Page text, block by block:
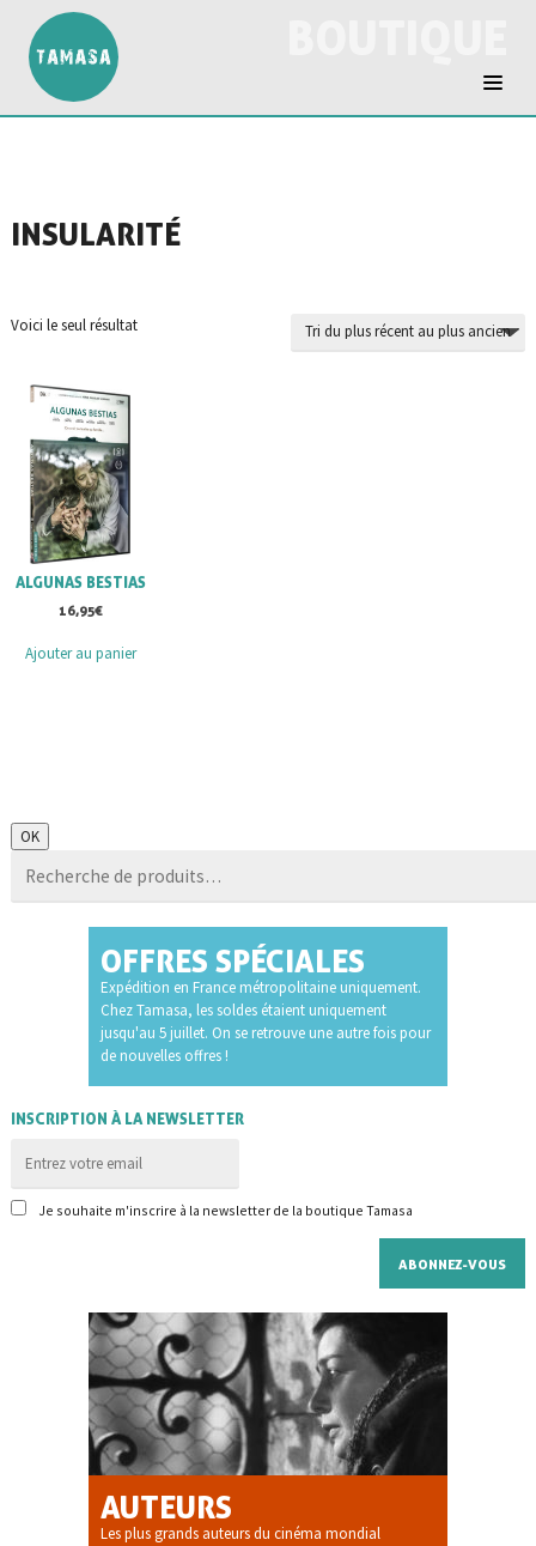
INSULARITÉ
Voici le seul résultat
ALGUNAS BESTIAS
16,95€
Ajouter au panier
Recherche
pour :
OK
OFFRES SPÉCIALES
Expédition en France métropolitaine uniquement.
Chez Tamasa, les soldes étaient uniquement
jusqu'au 5 juillet. On se retrouve une autre fois pour
de nouvelles offres !
INSCRIPTION À LA NEWSLETTER
Je souhaite m'inscrire à la newsletter de la boutique Tamasa
AUTEURS
Les plus grands auteurs du cinéma mondial